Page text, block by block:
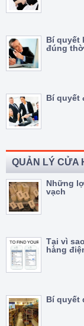
Bí quyết
đúng
Bí quyết
QUẢN LÝ CỬA
Những
vạch
Tại vì
hàng
Bí quyết